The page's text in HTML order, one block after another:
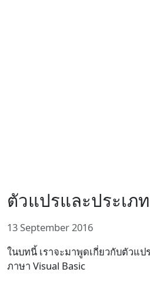
ตัวแปรและประเภ
13 September 2016
ในบทนี้ เราจะมาพูดเกี่ยวกับตัวแ
ภาษา Visual Basic